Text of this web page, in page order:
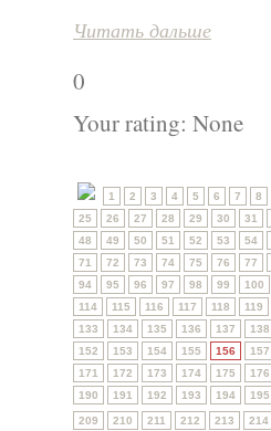
Читать дальше
0
Your rating: None
1 2 3 4 5 6 7 8
25
26 27 28 29 30 31
48
49 50 51 52 53 54
71
72 73 74 75 76 77
94
95 96 97 98 99 100
114
115 116 117 118 119
133
134 135 136 137 138
152
153 154 155 156 157
171
172 173 174 175 176
190
191 192 193 194 195
209 210 211 212 213 214